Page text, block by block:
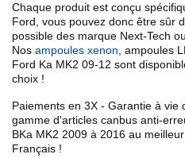
Chaque produit est conçu
Ford, vous pouvez donc être sûr
possible des marque Next-Tech
Nos ampoules xenon , ampoules
Ford Ka MK2 09-12 sont
choix !
Paiements en 3X - Garantie à vie
gamme d'articles canbus anti-
BKa MK2 2009 à 2016 au
Français !